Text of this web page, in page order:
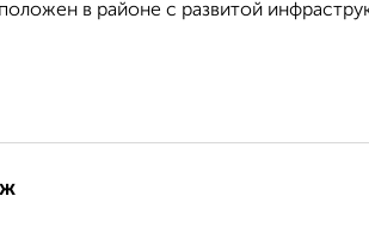
в районе с развитой